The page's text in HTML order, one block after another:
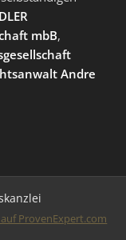
mbB,
Andre
ProvenExpert.com